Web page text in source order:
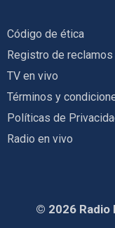
Código de ética
Registro de reclamos
TV en vivo
Términos y
Políticas de
Radio en vivo
© 2026 Radio